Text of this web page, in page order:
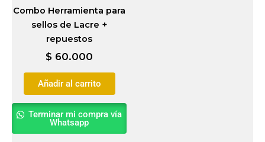
Combo Herramienta para
sellos de Lacre +
repuestos
$ 60.000
Añadir al carrito
Terminar mi compra vía
Whatsapp